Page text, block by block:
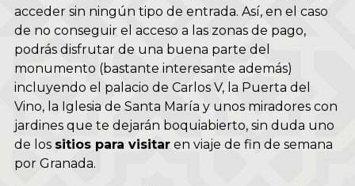
acceder sin ningún tipo de entrada. Así, en el caso
de no conseguir el acceso a las zonas de pago,
podrás disfrutar de una buena parte del
monumento (bastante interesante además)
incluyendo el palacio de Carlos V, la Puerta del
Vino, la Iglesia de Santa María y unos miradores con
jardines que te dejarán boquiabierto, sin duda uno
de los sitios para visitar en viaje de fin de semana
por Granada.